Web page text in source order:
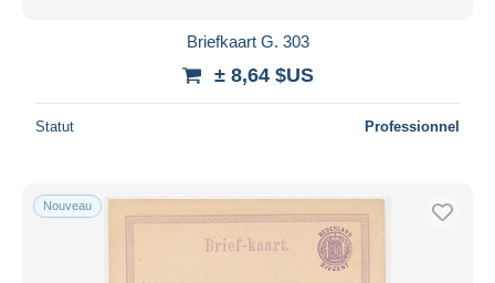
Briefkaart G. 303
± 8,64 $US
Statut Professionnel
Nouveau